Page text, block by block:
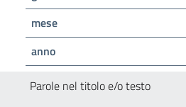
mese
anno
Parole nel titolo e/o testo